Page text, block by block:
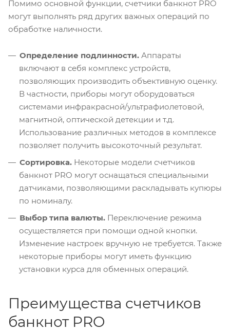
Помимо основной функции, счетчики банкнот PRO
могут выполнять ряд других важных операций по
обработке наличности.
Определение подлинности. Аппараты
включают в себя комплекс устройств,
позволяющих производить объективную оценку.
В частности, приборы могут оборудоваться
системами инфракрасной/ультрафиолетовой,
магнитной, оптической детекции и т.д.
Использование различных методов в комплексе
позволяет получить высокоточный результат.
Сортировка. Некоторые модели счетчиков
банкнот PRO могут оснащаться специальными
датчиками, позволяющими раскладывать купюры
по номиналу.
Выбор типа валюты. Переключение режима
осуществляется при помощи одной кнопки.
Изменение настроек вручную не требуется. Также
некоторые приборы могут иметь функцию
установки курса для обменных операций.
Преимущества счетчиков
банкнот PRO